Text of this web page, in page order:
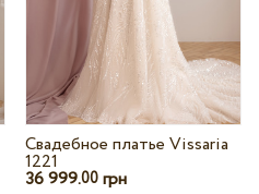
Свадебное платье Vissaria
1221
36 999.00 грн